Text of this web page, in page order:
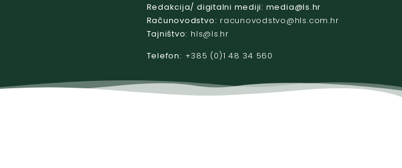
Redakcija/ digitalni mediji:
rh.sl
@aidem
Računovodstvo:
rh.moc.slh
@ovtsdovonucar
Tajništvo:
rh.sl
@slh
Telefon: +385 (0)1 48 34 560